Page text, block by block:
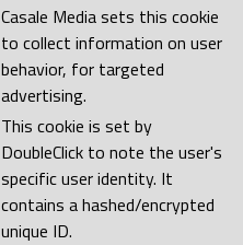
Casale Media sets this cookie
to collect information on user
behavior, for targeted
advertising.
This cookie is set by
DoubleClick to note the user's
specific user identity. It
contains a hashed/encrypted
unique ID.